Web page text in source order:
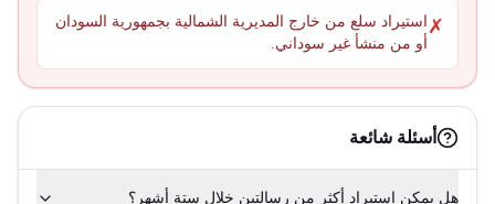
✗ استيراد سلع من خارج المديرية الشمالية بجمهورية السودان
أو من منشأ غير سوداني.
أسئلة شائعة
هل يمكن استيراد أكثر من رسالتين خلال ستة أشهر؟